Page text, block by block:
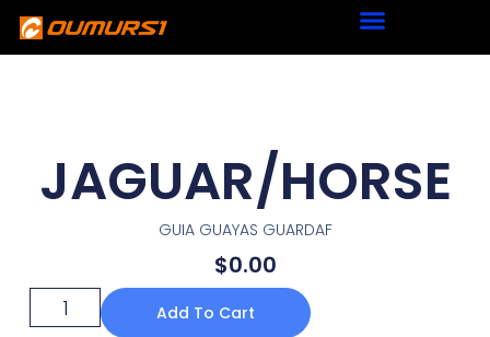
JAGUAR/HORSE
GUIA GUAYAS GUARDAF
$0.00
Add To Cart